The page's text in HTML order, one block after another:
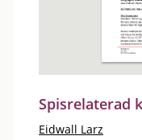
Spisrelaterad
Eidwall Larz